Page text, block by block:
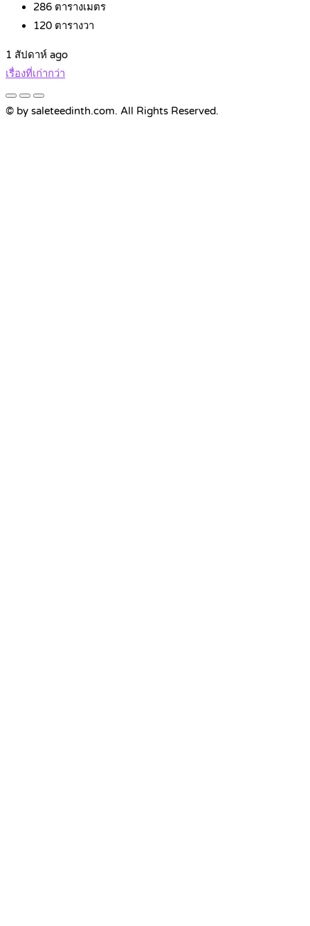
286 ตารางเมตร
120 ตารางวา
1 สัปดาห์ ago
แนะแนว
เรื่อง
เรื่องที่เก่ากว่า
© by saleteedinth.com. All Rights Reserved.